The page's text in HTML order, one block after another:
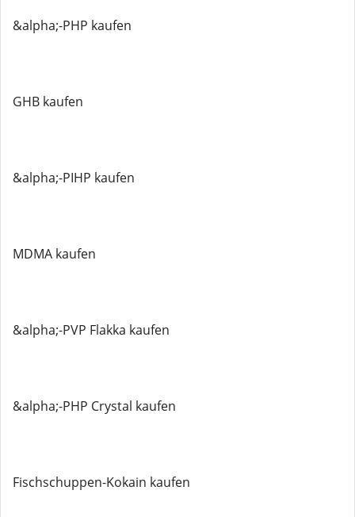
&alpha;-PHP kaufen
GHB kaufen
&alpha;-PIHP kaufen
MDMA kaufen
&alpha;-PVP Flakka kaufen
&alpha;-PHP Crystal kaufen
Fischschuppen-Kokain kaufen